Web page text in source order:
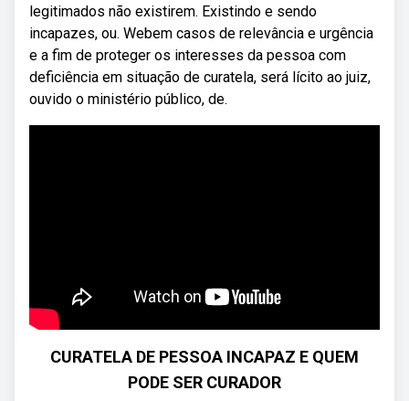
legitimados não existirem. Existindo e sendo
incapazes, ou. Webem casos de relevância e urgência
e a fim de proteger os interesses da pessoa com
deficiência em situação de curatela, será lícito ao juiz,
ouvido o ministério público, de.
CURATELA DE PESSOA INCAPAZ E QUEM
PODE SER CURADOR